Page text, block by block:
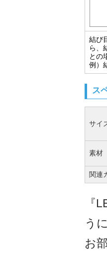
結び
ら、
との
例）
ス
サイ
素材
関連
『
う
お